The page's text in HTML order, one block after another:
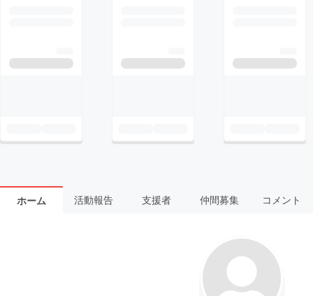
ホーム 活動報告 支援者 仲間募集 コメント